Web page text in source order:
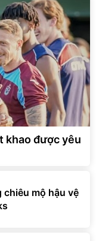
khao được yêu
chiêu mộ hậu vệ